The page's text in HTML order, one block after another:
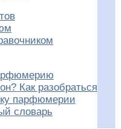
Как разобраться
парфюмерии
словарь